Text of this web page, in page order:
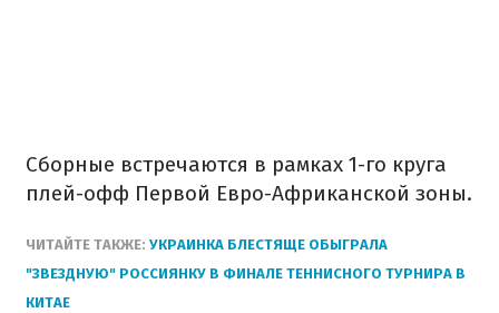
Сборные встречаются в рамках 1-го круга
плей-офф Первой Евро-Африканской зоны.
ЧИТАЙТЕ ТАКЖЕ: УКРАИНКА БЛЕСТЯЩЕ ОБЫГРАЛА
"ЗВЕЗДНУЮ" РОССИЯНКУ В ФИНАЛЕ ТЕННИСНОГО ТУРНИРА В
КИТАЕ